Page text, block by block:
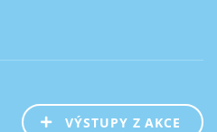
VÝSTUPY Z AKCE